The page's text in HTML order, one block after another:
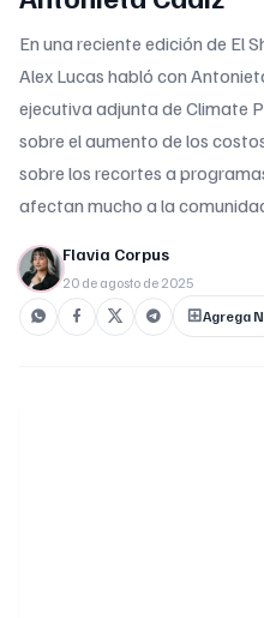
En una reciente edición de El
Alex Lucas habló con
ejecutiva adjunta de Climate
sobre el aumento de los
sobre los recortes a
afectan mucho a la
Flavia Corpus
20 de agosto de 2025
Agrega